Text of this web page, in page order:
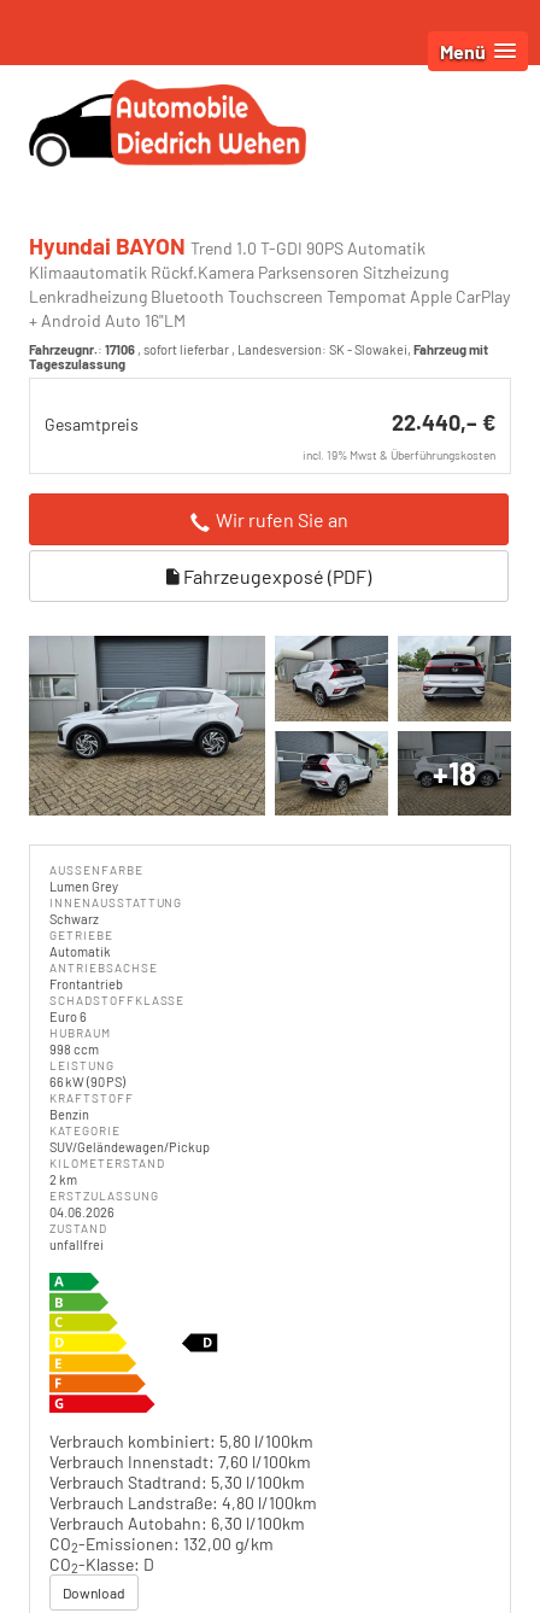
Menü
Hyundai BAYON Trend 1.0 T-GDI 90PS Automatik
Klimaautomatik Rückf.Kamera Parksensoren Sitzheizung
Lenkradheizung Bluetooth Touchscreen Tempomat Apple CarPlay
+ Android Auto 16"LM
Fahrzeugnr.: 17106 , sofort lieferbar , Landesversion: SK - Slowakei, Fahrzeug mit
Tageszulassung
Gesamtpreis 22.440,– €
incl. 19% Mwst & Überführungskosten
Wir rufen Sie an
Fahrzeugexposé (PDF)
+18
AUSSENFARBE
Lumen Grey
INNENAUSSTATTUNG
Schwarz
GETRIEBE
Automatik
ANTRIEBSACHSE
Frontantrieb
SCHADSTOFFKLASSE
Euro 6
HUBRAUM
998 ccm
LEISTUNG
66 kW (90 PS)
KRAFTSTOFF
Benzin
KATEGORIE
SUV/Geländewagen/Pickup
KILOMETERSTAND
2 km
ERSTZULASSUNG
04.06.2026
ZUSTAND
unfallfrei
Verbrauch kombiniert: 5,80 l/100km
Verbrauch Innenstadt: 7,60 l/100km
Verbrauch Stadtrand: 5,30 l/100km
Verbrauch Landstraße: 4,80 l/100km
Verbrauch Autobahn: 6,30 l/100km
CO2-Emissionen: 132,00 g/km
CO2-Klasse: D
Download